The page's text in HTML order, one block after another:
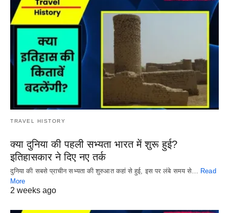
TRAVEL HISTORY
क्या दुनिया की पहली सभ्यता भारत में शुरू हुई?
इतिहासकार ने दिए नए तर्क
दुनिया की सबसे प्राचीन सभ्यता की शुरुआत कहां से हुई, इस पर लंबे समय से… Read
More
2 weeks ago